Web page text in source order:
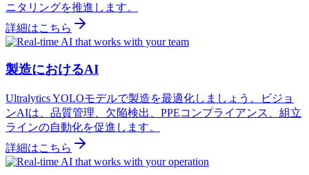
ニタリングを推進します。
詳細はこちら
製造におけるAI
Ultralytics YOLOモデルで製造を最適化しましょう。ビジョ
ンAIは、品質管理、欠陥検出、PPEコンプライアンス、組立
ラインの自動化を促進します。
詳細はこちら